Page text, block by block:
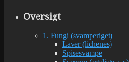
Oversigt
1. Fungi (svamperiget)
Laver (lichenes)
Spisesvampe